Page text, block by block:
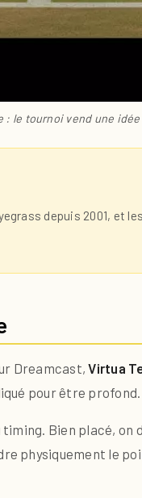
le tournoi vend une
depuis 2001, et
Dreamcast,Virtua
pour être profond.
Bien placé,
physiquement le